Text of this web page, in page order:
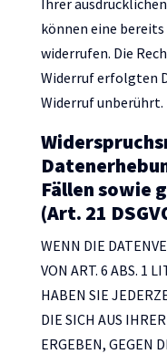
Ihrer
können eine
widerrufen. Die
Widerruf erfolgten
Widerruf unberührt.
Fällen sowie
(Art. 21
WENN DIE
VON ART. 6 ABS. 1
HABEN SIE
DIE SICH AUS
ERGEBEN, GEGEN